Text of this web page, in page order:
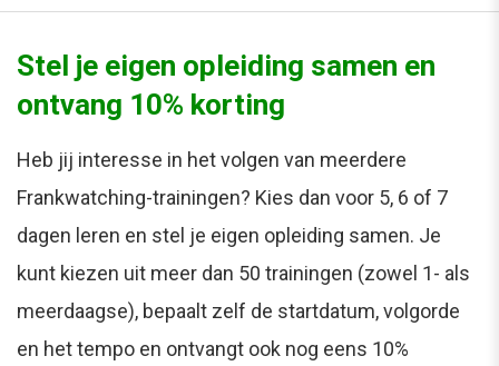
Stel je eigen opleiding samen en
ontvang 10% korting
Heb jij interesse in het volgen van meerdere
Frankwatching-trainingen? Kies dan voor 5, 6 of 7
dagen leren en stel je eigen opleiding samen. Je
kunt kiezen uit meer dan 50 trainingen (zowel 1- als
meerdaagse), bepaalt zelf de startdatum, volgorde
en het tempo en ontvangt ook nog eens 10%